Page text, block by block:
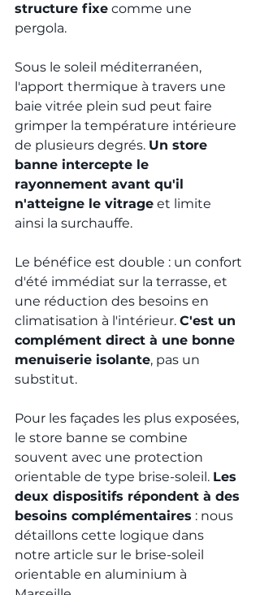
structure fixe comme une
pergola.
Sous le soleil méditerranéen,
l'apport thermique à travers une
baie vitrée plein sud peut faire
grimper la température intérieure
de plusieurs degrés. Un store
banne intercepte le
rayonnement avant qu'il
n'atteigne le vitrage et limite
ainsi la surchauffe.
Le bénéfice est double : un confort
d'été immédiat sur la terrasse, et
une réduction des besoins en
climatisation à l'intérieur. C'est un
complément direct à une bonne
menuiserie isolante, pas un
substitut.
Pour les façades les plus exposées,
le store banne se combine
souvent avec une protection
orientable de type brise-soleil. Les
deux dispositifs répondent à des
besoins complémentaires : nous
détaillons cette logique dans
notre article sur le brise-soleil
orientable en aluminium à